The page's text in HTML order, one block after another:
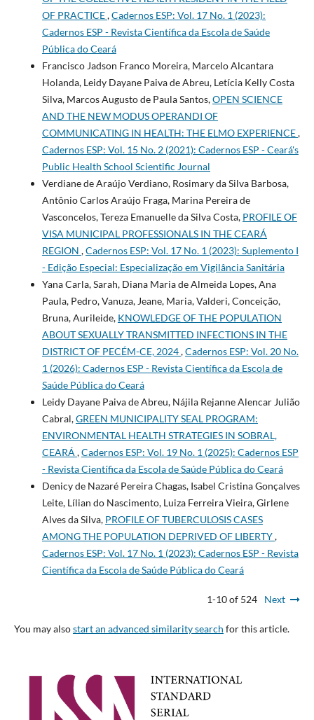
OF PRACTICE,Cadernos ESP: Vol. 17 No. 1 (2023):
Cadernos ESP - Revista Cientí­fica da Escola de Saúde
Pública do Ceará
Francisco Jadson Franco Moreira, Marcelo Alcantara
Holanda, Leidy Dayane Paiva de Abreu, Letícia Kelly Costa
Silva, Marcos Augusto de Paula Santos,OPEN SCIENCE
AND THE NEW MODUS OPERANDI OF
COMMUNICATING IN HEALTH: THE ELMO EXPERIENCE,
Cadernos ESP: Vol. 15 No. 2 (2021): Cadernos ESP - Ceará's
Public Health School Scientific Journal
Verdiane de Araújo Verdiano, Rosimary da Silva Barbosa,
Antônio Carlos Araújo Fraga, Marina Pereira de
Vasconcelos, Tereza Emanuelle da Silva Costa, PROFILE OF
VISA MUNICIPAL PROFESSIONALS IN THE CEARÁ
REGION ,Cadernos ESP: Vol. 17 No. 1 (2023): Suplemento I
- Edição Especial: Especialização em Vigilância Sanitária
Yana Carla, Sarah, Diana Maria de Almeida Lopes, Ana
Paula, Pedro, Vanuza, Jeane, Maria, Valderi, Conceição,
Bruna, Aurileide, KNOWLEDGE OF THE POPULATION
ABOUT SEXUALLY TRANSMITTED INFECTIONS IN THE
DISTRICT OF PECÉM-CE, 2024,Cadernos ESP: Vol. 20 No.
1 (2026): Cadernos ESP - Revista Cientí­fica da Escola de
Saúde Pública do Ceará
Leidy Dayane Paiva de Abreu, Nájila Rejanne Alencar Julião
Cabral,GREEN MUNICIPALITY SEAL PROGRAM:
ENVIRONMENTAL HEALTH STRATEGIES IN SOBRAL,
CEARÁ ,Cadernos ESP: Vol. 19 No. 1 (2025): Cadernos ESP
- Revista Cientí­fica da Escola de Saúde Pública do Ceará
Denicy de Nazaré Pereira Chagas, Isabel Cristina Gonçalves
Leite, Lílian do Nascimento, Luiza Ferreira Vieira, Girlene
Alves da Silva, PROFILE OF TUBERCULOSIS CASES
AMONG THE POPULATION DEPRIVED OF LIBERTY,
Cadernos ESP: Vol. 17 No. 1 (2023): Cadernos ESP - Revista
Cientí­fica da Escola de Saúde Pública do Ceará
1-10 of 524 Next
You may alsostart an advanced similarity search for this article.